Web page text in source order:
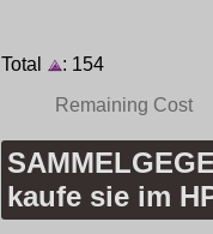
Total
: 154
Remaining Cost
kaufe sie im